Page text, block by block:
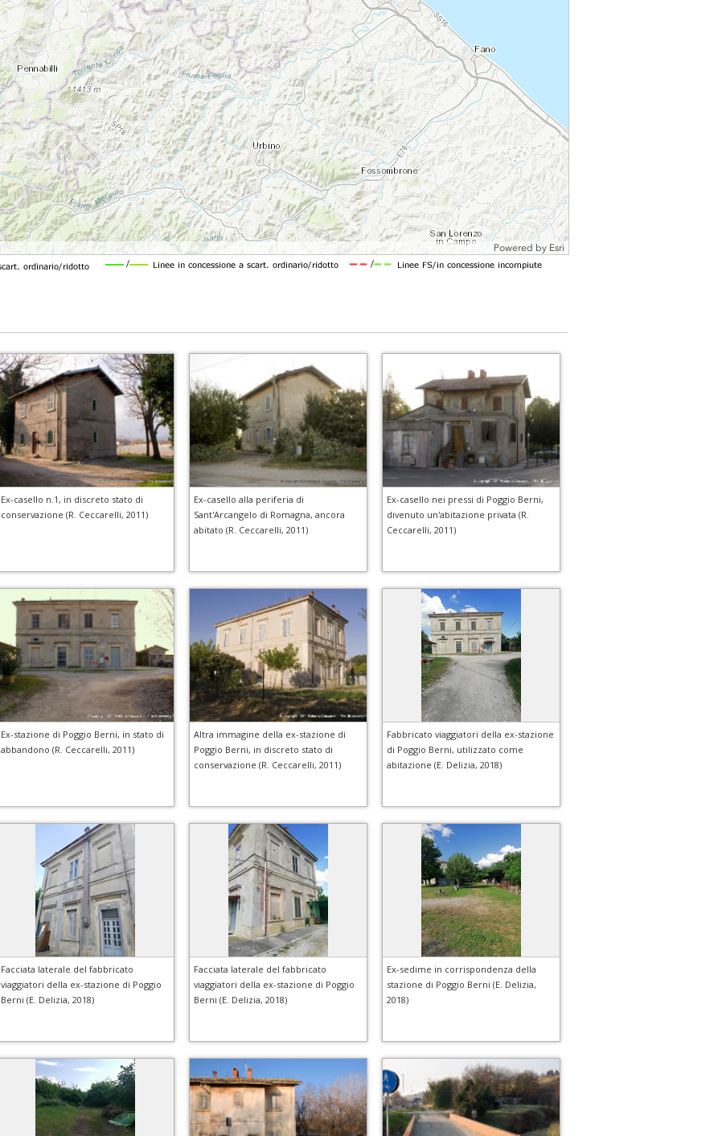
Ex-casello n.1, in discreto stato di
conservazione (R. Ceccarelli, 2011)
Ex-casello alla periferia di
Sant'Arcangelo di Romagna, ancora
abitato (R. Ceccarelli, 2011)
Ex-casello nei pressi di Poggio Berni,
divenuto un'abitazione privata (R.
Ceccarelli, 2011)
Ex-stazione di Poggio Berni, in stato di
abbandono (R. Ceccarelli, 2011)
Altra immagine della ex-stazione di
Poggio Berni, in discreto stato di
conservazione (R. Ceccarelli, 2011)
Fabbricato viaggiatori della ex-stazione
di Poggio Berni, utilizzato come
abitazione (E. Delizia, 2018)
Facciata laterale del fabbricato
viaggiatori della ex-stazione di Poggio
Berni (E. Delizia, 2018)
Facciata laterale del fabbricato
viaggiatori della ex-stazione di Poggio
Berni (E. Delizia, 2018)
Ex-sedime in corrispondenza della
stazione di Poggio Berni (E. Delizia,
2018)